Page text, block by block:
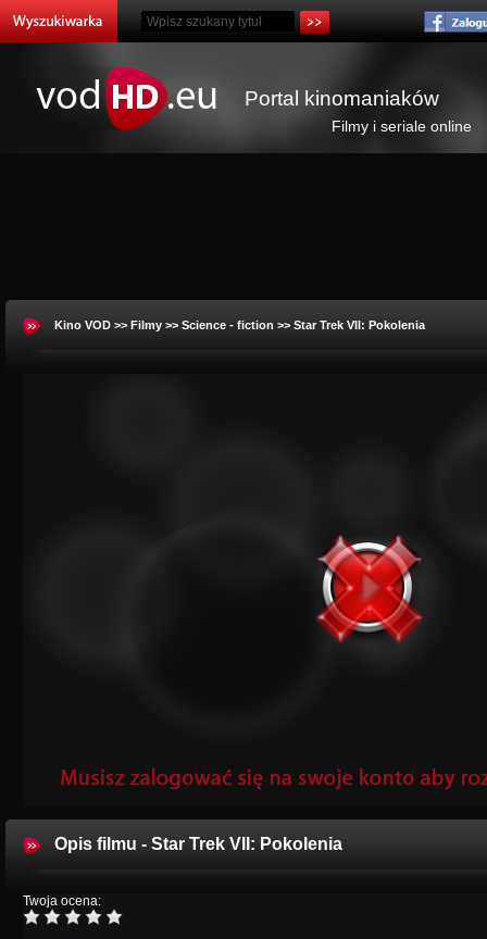
Portal kinomaniaków
Filmy i seriale online
Kino VOD >> Filmy >> Science - fiction >> Star Trek VII: Pokolenia
Opis filmu - Star Trek VII: Pokolenia
Twoja ocena: